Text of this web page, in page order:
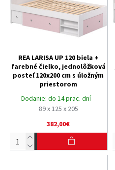
Dodanie: do 14 prac. dní
89 x 125 x 205
REA LARISA UP 120 biela +
farebné čielko, jednolôžková
posteľ 120x200 cm s úložným
priestorom
382,00€